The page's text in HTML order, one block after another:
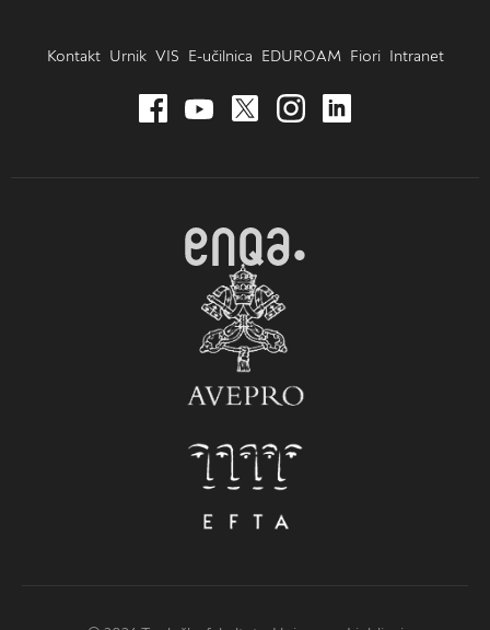
Kontakt Urnik VIS E-učilnica EDUROAM Fiori Intranet